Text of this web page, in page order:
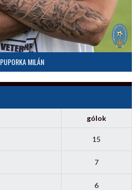
PUPORKA MILÁN
gólok
15
7
6